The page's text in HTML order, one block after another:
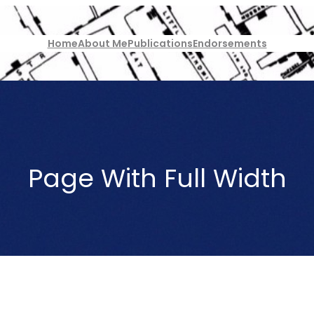
HomeAbout MePublicationsEndorsements
Page With Full Width